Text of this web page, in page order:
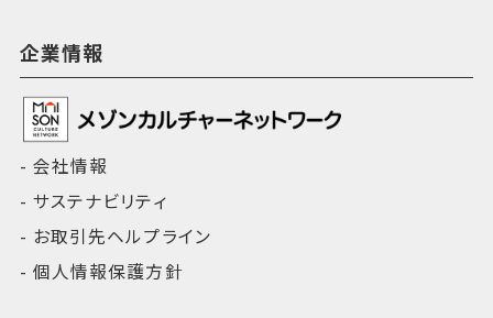
企業情報
会社情報
サステナビリティ
お取引先ヘルプライン
個人情報保護方針